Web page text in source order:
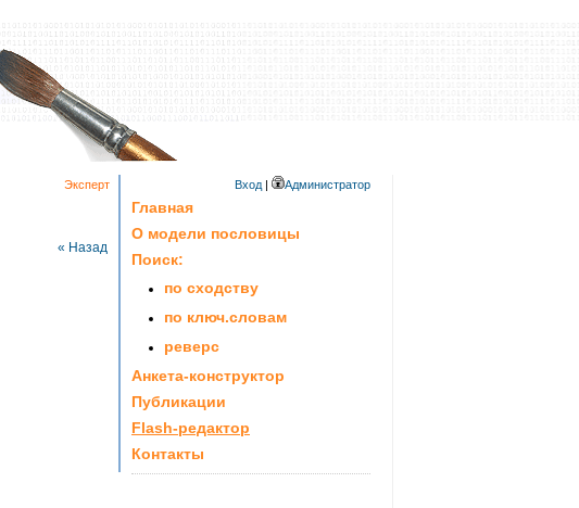
Вход | Администратор
Эксперт
« Назад
Главная
О модели пословицы
Поиск:
по сходству
по ключ.словам
реверс
Анкета-конструктор
Публикации
Flash-редактор
Контакты